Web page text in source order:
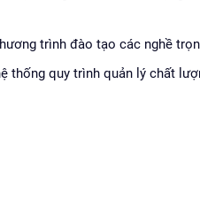
trình đào tạo các nghề
thống quy trình quản lý chất